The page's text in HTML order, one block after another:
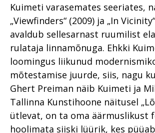
Kuimeti varasemates seeriates,
„Viewfinders“ (2009) ja „In
avaldub sellesarnast ruumilist
rulataja linnamõnuga. Ehkki
loomingus liikunud
mõtestamise juurde, siis, nagu
Ghert Preiman näib Kuimeti ja
Tallinna Kunstihoone näitusel
ütlevat, on ta oma äärmuslikust
hoolimata siiski lüürik, kes